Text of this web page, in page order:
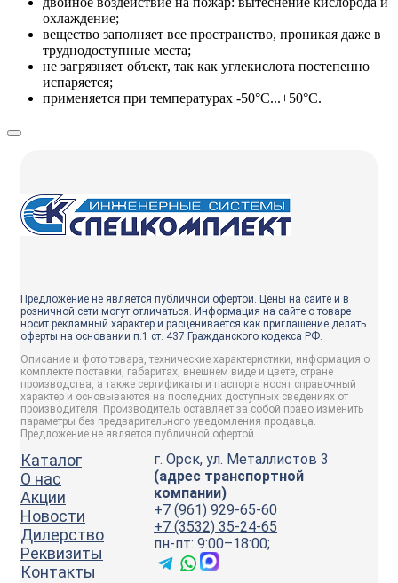
охлаждение;
вещество заполняет все пространство, проникая даже в
труднодоступные места;
не загрязняет объект, так как углекислота постепенно
испаряется;
применяется при температурах -50°C...+50°C.
Предложение не является публичной офертой. Цены на сайте и в
розничной сети могут отличаться. Информация на сайте о товаре
носит рекламный характер и расценивается как приглашение делать
оферты на основании п.1 ст. 437 Гражданского кодекса РФ.
Описание и фото товара, технические характеристики, информация о
комплекте поставки, габаритах, внешнем виде и цвете, стране
производства, а также сертификаты и паспорта носят справочный
характер и основываются на последних доступных сведениях от
производителя. Производитель оставляет за собой право изменить
параметры без предварительного уведомления продавца.
Предложение не является публичной офертой.
Каталог
О нас
Акции
Новости
Дилерство
Реквизиты
Контакты
г. Орск, ул. Металлистов 3
(адрес транспортной
компании)
+7 (961) 929-65-60
+7 (3532) 35-24-65
пн-пт: 9:00–18:00;